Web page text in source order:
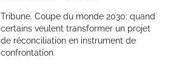
Tribune. Coupe du monde 2030: quand
certains veulent transformer un projet
de réconciliation en instrument de
confrontation